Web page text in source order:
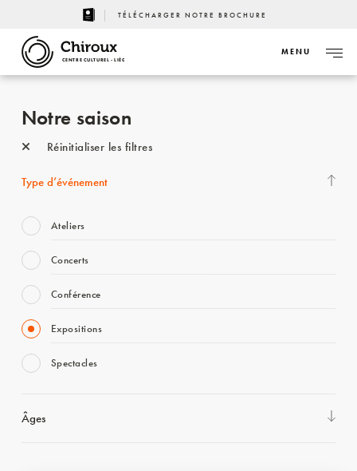
TÉLÉCHARGER NOTRE BROCHURE
CENTRE CULTUREL - LIÈGE
MENU
Notre saison
Réinitialiser les filtres
Type d’événement
Ateliers
Concerts
Conférence
Expositions
Spectacles
Âges